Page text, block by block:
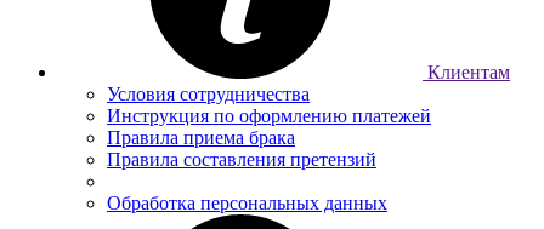
Клиентам
Условия сотрудничества
Инструкция по оформлению платежей
Правила приема брака
Правила составления претензий
Обработка персональных данных